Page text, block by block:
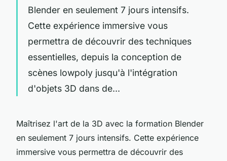
Blender en seulement 7 jours intensifs.
Cette expérience immersive vous
permettra de découvrir des techniques
essentielles, depuis la conception de
scènes lowpoly jusqu'à l'intégration
d'objets 3D dans de...
Maîtrisez l'art de la 3D avec la formation Blender
en seulement 7 jours intensifs. Cette expérience
immersive vous permettra de découvrir des